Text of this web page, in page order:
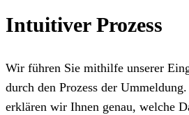
Intuitiver Prozess
Wir führen Sie mithilfe unserer
durch den Prozess der
erklären wir Ihnen genau, welche